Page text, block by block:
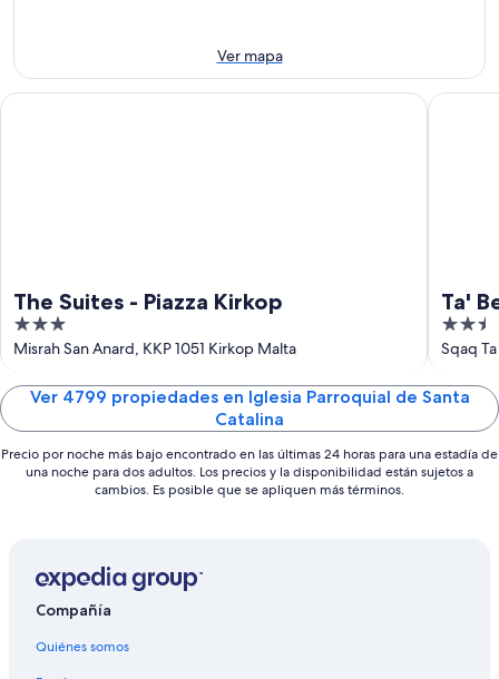
9
ago
noche,
9
próximo
fin
Ver mapa
The Suites - Piazza Kirkop
3
out
5
Misrah San Anard, KKP 1051 Kirkop Malta
The Suites - Piazza Kirkop
Ta'
2.5
out
5
Sqaq
Ta'
Ver 4799 propiedades en Iglesia Parroquial de Santa
Catalina
Precio por noche más bajo encontrado en las últimas 24 horas para una estadía de
una noche para dos adultos. Los precios y la disponibilidad están sujetos a
cambios. Es posible que se apliquen más términos.
Compañía
Quiénes somos